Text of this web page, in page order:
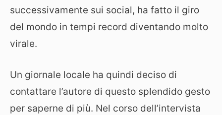
successivamente sui social, ha fatto il giro
del mondo in tempi record diventando molto
virale.
Un giornale locale ha quindi deciso di
contattare l’autore di questo splendido gesto
per saperne di più. Nel corso dell’intervista